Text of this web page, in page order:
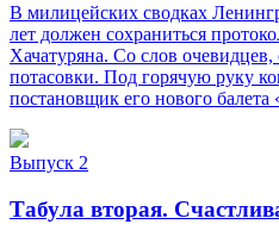
В милицейских сводках
лет должен сохраниться
Хачатуряна. Со слов очевидцев,
потасовки. Под горячую руку
постановщик его нового балета
Выпуск 2
Табула вторая.